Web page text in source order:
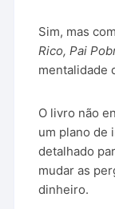
Sim, mas
Rico, Pai
mentalidade
O livro não
um plano de
detalhado
mudar as
dinheiro.